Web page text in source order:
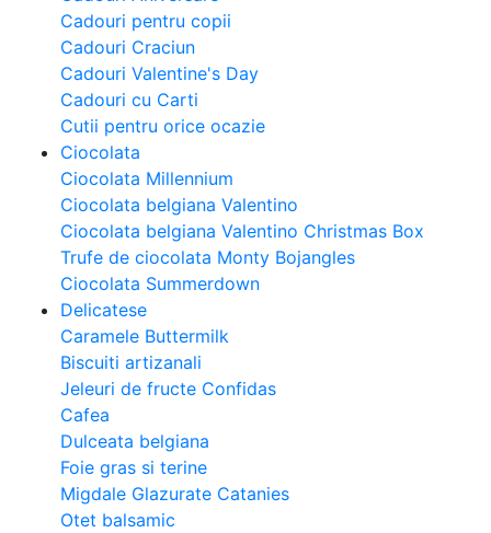
Cadouri pentru copii
Cadouri Craciun
Cadouri Valentine's Day
Cadouri cu Carti
Cutii pentru orice ocazie
Ciocolata
Ciocolata Millennium
Ciocolata belgiana Valentino
Ciocolata belgiana Valentino Christmas Box
Trufe de ciocolata Monty Bojangles
Ciocolata Summerdown
Delicatese
Caramele Buttermilk
Biscuiti artizanali
Jeleuri de fructe Confidas
Cafea
Dulceata belgiana
Foie gras si terine
Migdale Glazurate Catanies
Otet balsamic